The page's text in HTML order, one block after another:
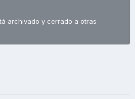
archivado y cerrado a otras